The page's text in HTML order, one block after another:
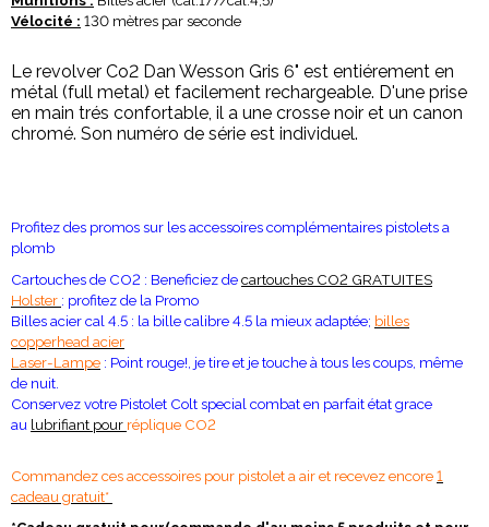
Vélocité : 130 mètres par seconde
Le revolver Co2 Dan Wesson Gris 6" est entiérement en
métal (full metal) et facilement rechargeable. D'une prise
en main trés confortable, il a une crosse noir et un canon
chromé. Son numéro de série est individuel.
Profitez des promos sur les accessoires complémentaires pistolets a
plomb
Cartouches de CO2 : Beneficiez decartouches CO2 GRATUITES
Holster : profitez de la Promo
Billes acier cal 4.5 : la bille calibre 4.5 la mieux adaptée; billes
copperhead acier
Laser-Lampe : Point rouge!, je tire et je touche à tous les coups, même
de nuit.
Conservez votre Pistolet Colt special combat en parfait état grace
au lubrifiant pour réplique CO2
Commandez ces accessoires pour pistolet a air et recevez encore1
cadeau gratuit*